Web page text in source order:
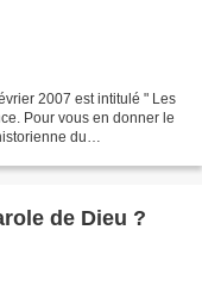
2007 est intitulé " Les
Pour vous en donner le
du
de Dieu ?